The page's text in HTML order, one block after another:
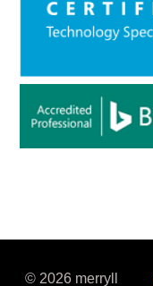
© 2026 merryll